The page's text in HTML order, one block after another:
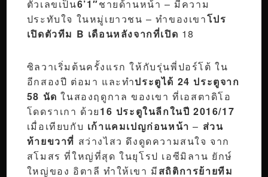
ตัวเลขเป็น6’1″ชายด้านหน้า – มีความ
ประทับใจ ในหมู่เยาวชน – ทำของเขาโปร
เปิดตัวทีม B เดือนหลังจากที่เปิด 18
ซิลวาเริ่มต้นครั้งแรก ให้กับรุ่นพี่ปอร์โต้ ใน
อีกสองปี ต่อมา และทำประตูได้ 24 ประตูจาก
58 นัดในสองฤดูกาล ของเขา ที่เอสตาดิโอ
โดดราเกา ด้วย16 ประตูในลีกในปี 2016/17
เมื่อเทียบกับ เก้าแคมเปญก่อนหน้า – ส่วน
ท้ายขวาที่ สว่างไสว ดึงดูดความสนใจ จาก
สโมสร ที่ใหญ่ที่สุด ในยุโรป เอซีมิลาน ยักษ์
ใหญ่ของ อิตาลี ทำให้เขา มีสถิติการย้ายทีม